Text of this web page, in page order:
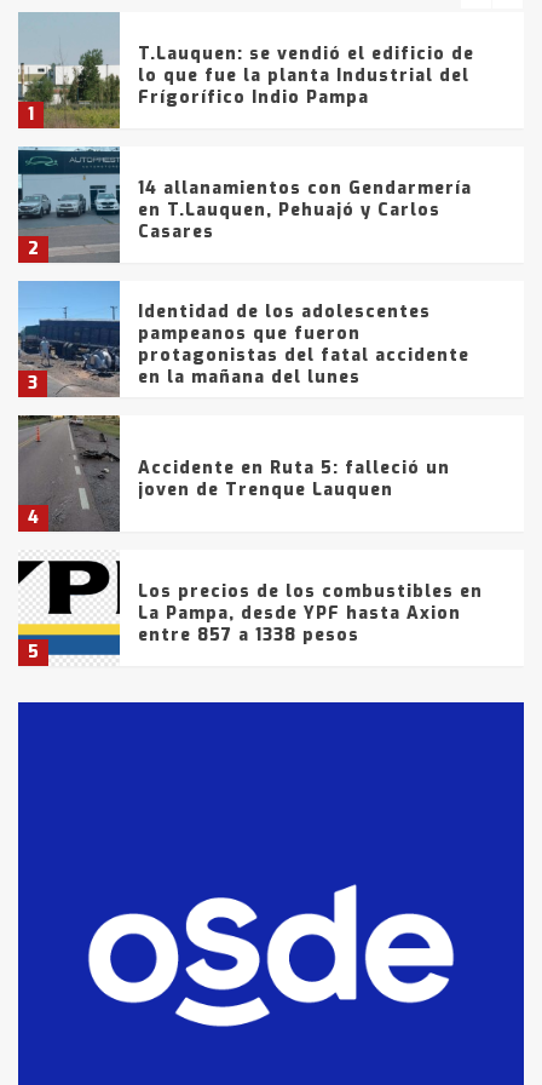
1
T.Lauquen: se vendió el edificio de
lo que fue la planta Industrial del
Frígorífico Indio Pampa
2
14 allanamientos con Gendarmería
en T.Lauquen, Pehuajó y Carlos
Casares
3
Identidad de los adolescentes
pampeanos que fueron
protagonistas del fatal accidente
en la mañana del lunes
4
Accidente en Ruta 5: falleció un
joven de Trenque Lauquen
5
Los precios de los combustibles en
La Pampa, desde YPF hasta Axion
entre 857 a 1338 pesos
fueron detenidos por
comercialización de drogas en la
tarde del sábado
T.Lauquen: se vendió el edificio de
lo que fue la planta Industrial del